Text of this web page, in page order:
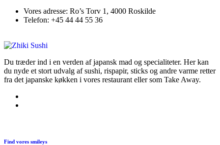
Vores adresse: Ro’s Torv 1, 4000 Roskilde
Telefon: +45 44 44 55 36
Du træder ind i en verden af japansk mad og specialiteter. Her kan
du nyde et stort udvalg af sushi, rispapir, sticks og andre varme retter
fra det japanske køkken i vores restaurant eller som Take Away.
Find vores smileys